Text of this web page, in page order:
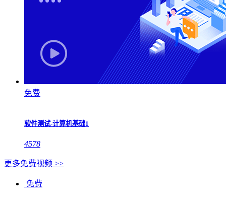
免费
软件测试-计算机基础1
4578
更多免费视频 >>
免费